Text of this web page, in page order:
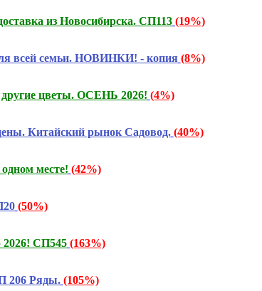
из Новосибирска. СП113 (19%)
всей семьи. НОВИНКИ! - копия (8%)
цветы. ОСЕНЬ 2026! (4%)
Китайский рынок Садовод. (40%)
месте! (42%)
(50%)
СП545 (163%)
206 Ряды. (105%)